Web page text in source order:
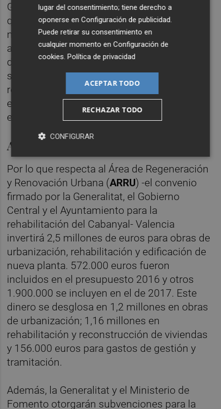
Generalitat el cambio de estos proyectos,
que ya han sido aprobados en pleno. Las
nuevas iniciativas deberán estar terminadas
antes de junio de 2019 y contemplan obras
de urbanización, un centro de servicios
sociales y equipamiento cultural y la
rehabilitación de viviendas. La inversión por
este concepto superará los 7 millones de
euros, según el consistorio.
ARRU
Por lo que respecta al Área de Regeneración
y Renovación Urbana (ARRU) -el convenio
firmado por la Generalitat, el Gobierno
Central y el Ayuntamiento para la
rehabilitación del Cabanyal- Valencia
invertirá 2,5 millones de euros para obras de
urbanización, rehabilitación y edificación de
nueva planta. 572.000 euros fueron
incluidos en el presupuesto 2016 y otros
1.900.000 se incluyen en el de 2017. Este
dinero se desglosa en 1,2 millones en obras
de urbanización; 1,16 millones en
rehabilitación y reconstrucción de viviendas
y 156.000 euros para gastos de gestión y
tramitación.
Además, la Generalitat y el Ministerio de
Fomento otorgarán subvenciones para la
lugar del consentimiento; tiene derecho a
oponerse enConfiguración de publicidad.
Puede retirar su consentimiento en
cualquier momento enConfiguración de
cookies.Política de privacidad
ACEPTAR TODO
RECHAZAR TODO
CONFIGURAR